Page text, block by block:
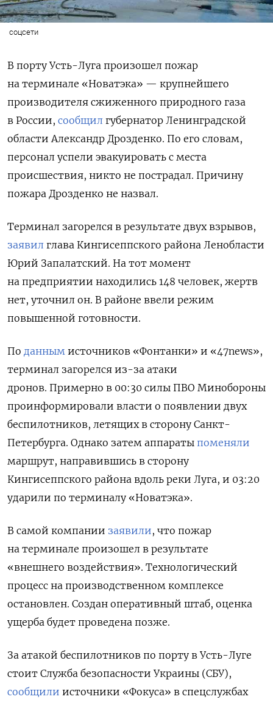
соцсети
В порту Усть-Луга произошел пожар
на терминале «Новатэка» — крупнейшего
производителя сжиженного природного газа
в России, сообщил губернатор Ленинградской
области Александр Дрозденко. По его словам,
персонал успели эвакуировать с места
происшествия, никто не пострадал. Причину
пожара Дрозденко не назвал.
Терминал загорелся в результате двух взрывов,
заявил глава Кингисеппского района Ленобласти
Юрий Запалатский. На тот момент
на предприятии находились 148 человек, жертв
нет, уточнил он. В районе ввели режим
повышенной готовности.
По данным источников «Фонтанки» и «47news»,
терминал загорелся из-за атаки
дронов. Примерно в 00:30 силы ПВО Минобороны
проинформировали власти о появлении двух
беспилотников, летящих в сторону Санкт-
Петербурга. Однако затем аппараты поменяли
маршрут, направившись в сторону
Кингисеппского района вдоль реки Луга, и 03:20
ударили по терминалу «Новатэка».
В самой компании заявили, что пожар
на терминале произошел в результате
«внешнего воздействия». Технологический
процесс на производственном комплексе
остановлен. Создан оперативный штаб, оценка
ущерба будет проведена позже.
За атакой беспилотников по порту в Усть-Луге
стоит Служба безопасности Украины (СБУ),
сообщили источники «Фокуса» в спецслужбах